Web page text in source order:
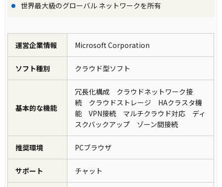
世界最大級のグローバル ネットワークを所有
運営企業情報 Microsoft Corporation
ソフト種別 クラウド型ソフト
基本的な機能
冗長化構成 クラウドネットワーク接
続 クラウドストレージ HAクラスタ機
能 VPN接続 マルチクラウド対応 ディ
スクバックアップ ゾーン間接続
推奨環境 PCブラウザ
サポート チャット